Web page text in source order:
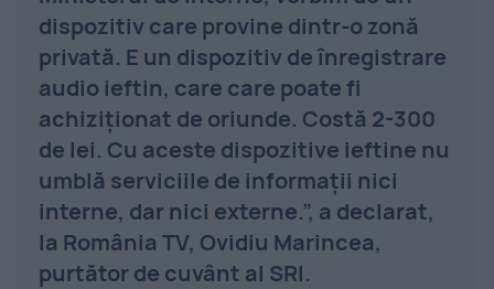
dispozitiv care provine dintr-o zonă
privată. E un dispozitiv de înregistrare
audio ieftin, care care poate fi
achiziţionat de oriunde. Costă 2-300
de lei. Cu aceste dispozitive ieftine nu
umblă serviciile de informaţii nici
interne, dar nici externe.”, a declarat,
la România TV, Ovidiu Marincea,
purtător de cuvânt al SRI.